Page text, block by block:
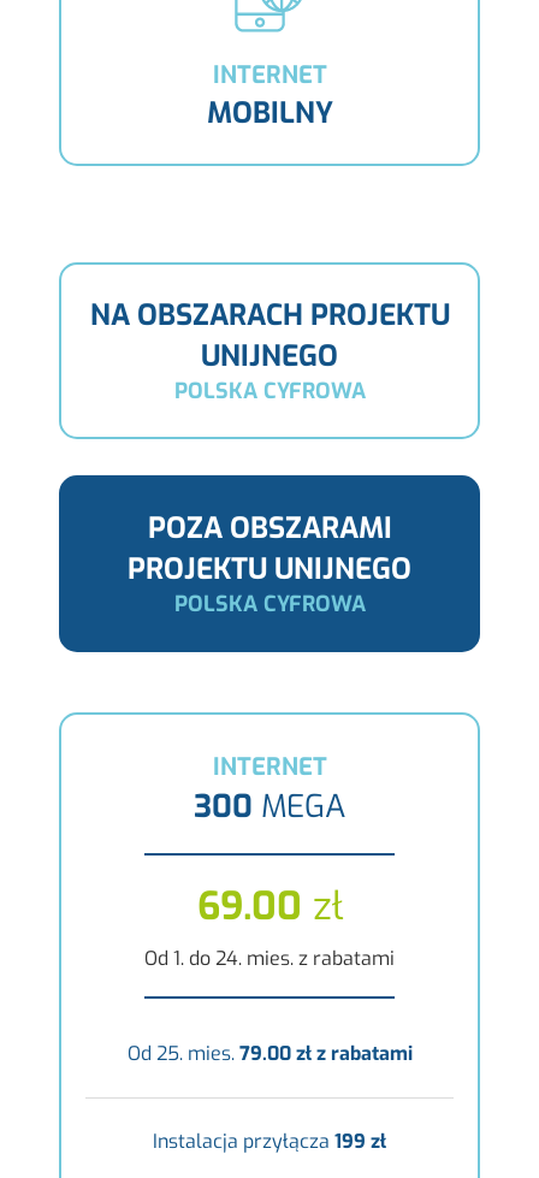
INTERNET
MOBILNY
NA OBSZARACH PROJEKTU
UNIJNEGO
POLSKA CYFROWA
POZA OBSZARAMI
PROJEKTU UNIJNEGO
POLSKA CYFROWA
INTERNET
300 MEGA
69.00 zł
Od 1. do 24. mies. z rabatami
Od 25. mies.79.00 zł z rabatami
Instalacja przyłącza 199 zł